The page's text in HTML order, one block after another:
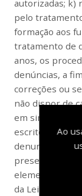
autorizadas; k)
pelo
formação aos
tratamento de
anos, os
denúncias, a
correções ou
não dispor de
em simultâneo,
escrito,
denunciante ou
presencial com
elementos
da Lei em
Ao